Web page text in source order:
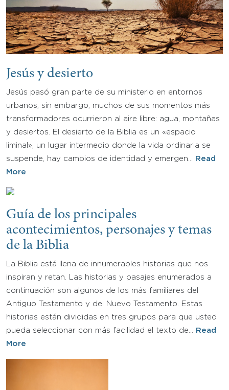
Jesús y desierto
Jesús pasó gran parte de su ministerio en entornos
urbanos, sin embargo, muchos de sus momentos más
transformadores ocurrieron al aire libre: agua, montañas
y desiertos. El desierto de la Biblia es un «espacio
liminal», un lugar intermedio donde la vida ordinaria se
suspende, hay cambios de identidad y emergen…
Read
More
Guía de los principales
acontecimientos, personajes y temas
de la Biblia
La Biblia está llena de innumerables historias que nos
inspiran y retan. Las historias y pasajes enumerados a
continuación son algunos de los más familiares del
Antiguo Testamento y del Nuevo Testamento. Estas
historias están divididas en tres grupos para que usted
pueda seleccionar con más facilidad el texto de…
Read
More